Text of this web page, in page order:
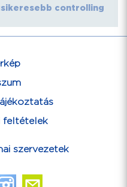
controlling
feltételek
szervezetek